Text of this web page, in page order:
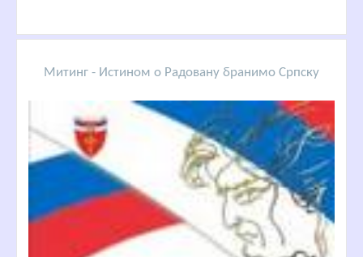
Митинг - Истином о Радовану бранимо Српску